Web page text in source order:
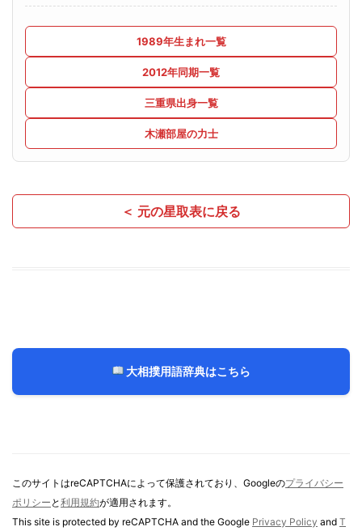
1989年生まれ一覧
2012年同期一覧
三重県出身一覧
木瀬部屋の力士
＜ 元の星取表に戻る
大相撲用語辞典はこちら
このサイトはreCAPTCHAによって保護されており、Googleのプライバシー
ポリシー と利用規約が適用されます。
This site is protected by reCAPTCHA and the Google Privacy Policy and T